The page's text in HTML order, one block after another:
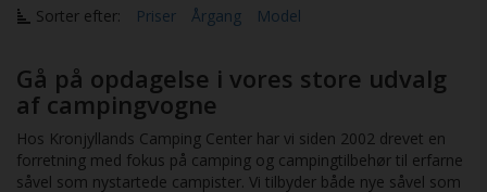
Sorter efter: Priser Årgang Model
Gå på opdagelse i vores store udvalg
af campingvogne
Hos Kronjyllands Camping Center har vi siden 2002 drevet en
forretning med fokus på camping og campingtilbehør til erfarne
såvel som nystartede campister. Vi tilbyder både nye såvel som